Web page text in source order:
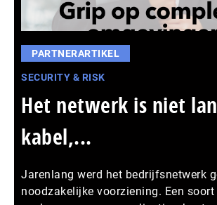
PARTNERARTIKEL
SECURITY & RISK
Het netwerk is niet
kabel,...
Jarenlang werd het bedrijfsnetwerk
noodzakelijke voorziening. Een